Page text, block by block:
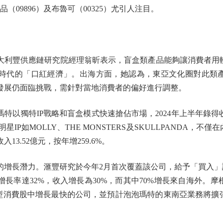
（09896）及布魯可（00325）尤引人注目。
供應鏈研究院經理翁昕表示，盲盒類產品能夠讓消費者用
代的「口紅經濟」。出海方面，她認為，東亞文化圈對此類
仍面臨挑戰，需針對當地消費者的偏好進行調整。
獨特IP戰略和盲盒模式快速搶佔市場，2024年上半年錄得
星IP如MOLLY、THE MONSTERS及SKULLPANDA，不僅
13.52億元，按年增259.6%。
潛力。滙豐研究於今年2月首次覆蓋該公司，給予「買入」
長率達32%，收入增長為30%，而其中70%增長來自海外。
消費股中增長最快的公司，並預計泡泡瑪特的東南亞業務將